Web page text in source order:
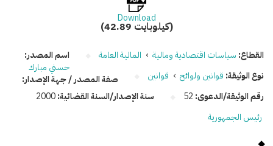
Download
(42.89 كيلوبايت)
القطاع: سياسات اقتصادية ومالية › المالية العامة
نوع الوثيقة: قوانين ولوائح › قوانين
رقم الوثيقة/الدعوى: 52 سنة الإصدار/السنة القضائية:2000
اسم المصدر:
حسني مبارك
صفة المصدر / جهة الإصدار:
رئيس الجمهورية